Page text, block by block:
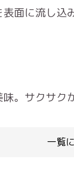
面に流し込
。サクサク
一覧